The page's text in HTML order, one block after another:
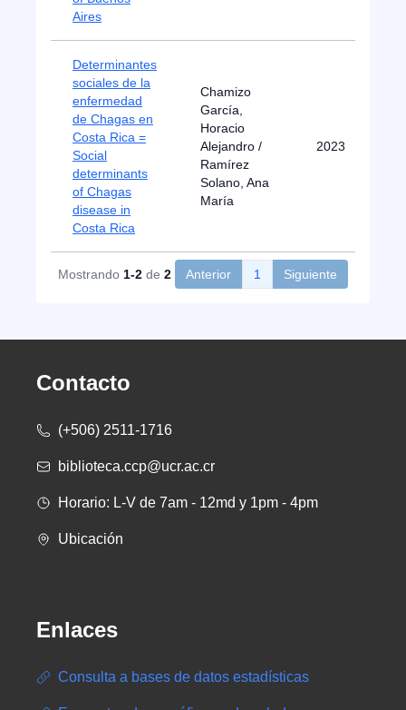
Aires
Determinantes
sociales de la
enfermedad
de Chagas en
Costa Rica =
Social
determinants
of Chagas
disease in
Costa Rica
Chamizo
García,
Horacio
Alejandro /
Ramírez
Solano, Ana
María
2023
Mostrando 1-2 de 2 Anterior 1 Siguiente
Contacto
(+506) 2511-1716
biblioteca.ccp@ucr.ac.cr
Horario: L-V de 7am - 12md y 1pm - 4pm
Ubicación
Enlaces
Consulta a bases de datos estadísticas